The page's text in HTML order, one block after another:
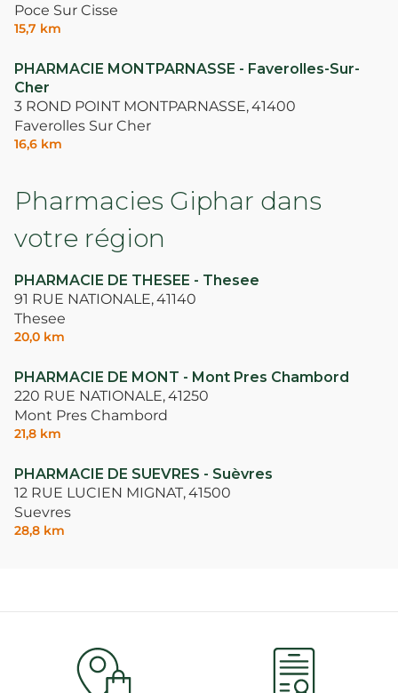
Poce Sur Cisse
15,7 km
PHARMACIE MONTPARNASSE - Faverolles-Sur-
Cher
3 ROND POINT MONTPARNASSE,41400
Faverolles Sur Cher
16,6 km
Pharmacies Giphar dans
votre région
PHARMACIE DE THESEE - Thesee
91 RUE NATIONALE,41140
Thesee
20,0 km
PHARMACIE DE MONT - Mont Pres Chambord
220 RUE NATIONALE,41250
Mont Pres Chambord
21,8 km
PHARMACIE DE SUEVRES - Suèvres
12 RUE LUCIEN MIGNAT,41500
Suevres
28,8 km